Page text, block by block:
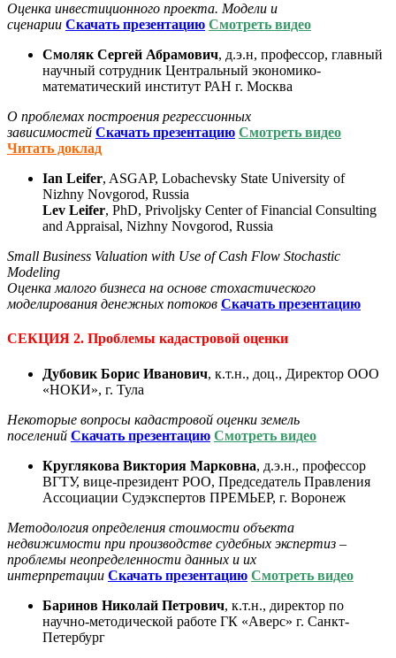
Оценка инвестиционного проекта. Модели и
сценарии Скачать презентацию Смотреть видео
Смоляк Сергей Абрамович, д.э.н, профессор, главный
научный сотрудник Центральный экономико-
математический институт РАН г. Москва
О проблемах построения регрессионных
зависимостей Скачать презентацию Смотреть видео
Читать доклад
Ian Leifer, ASGAP, Lobachevsky State University of
Nizhny Novgorod, Russia
Lev Leifer, PhD, Privoljsky Center of Financial Consulting
and Appraisal, Nizhny Novgorod, Russia
Small Business Valuation with Use of Cash Flow Stochastic
Modeling
Оценка малого бизнеса на основе стохастического
моделирования денежных потоков Скачать презентацию
СЕКЦИЯ 2. Проблемы кадастровой оценки
Дубовик Борис Иванович, к.т.н., доц., Директор ООО
«НОКИ», г. Тула
Некоторые вопросы кадастровой оценки земель
поселений Скачать презентацию Смотреть видео
Круглякова Виктория Марковна, д.э.н., профессор
ВГТУ, вице-президент РОО, Председатель Правления
Ассоциации Судэкспертов ПРЕМЬЕР, г. Воронеж
Методология определения стоимости объекта
недвижимости при производстве судебных экспертиз –
проблемы неопределенности данных и их
интерпретации Скачать презентацию Смотреть видео
Баринов Николай Петрович, к.т.н., директор по
научно-методической работе ГК «Аверс» г. Санкт-
Петербург